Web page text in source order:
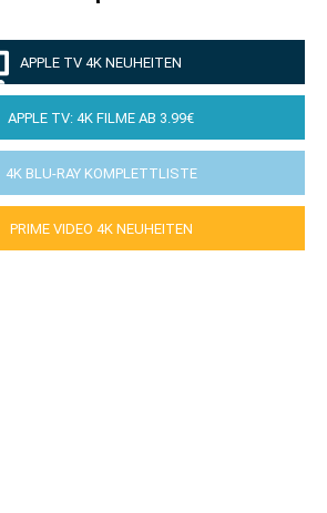
APPLE TV 4K NEUHEITEN
APPLE TV: 4K FILME AB 3.99€
4K BLU-RAY KOMPLETTLISTE
PRIME VIDEO 4K NEUHEITEN